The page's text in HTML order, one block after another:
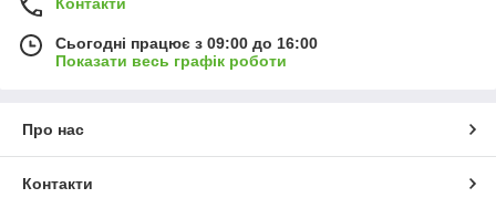
Сьогодні працює з 09:00 до 16:00
Показати весь графік роботи
Про нас
Контакти